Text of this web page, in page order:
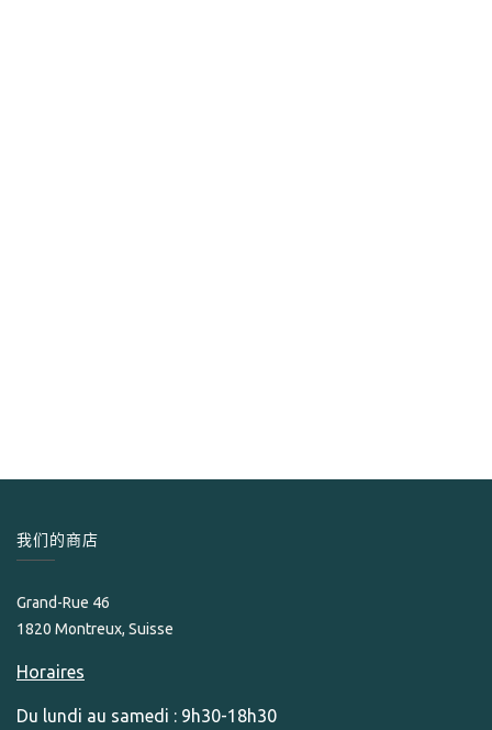
我们的商店
Grand-Rue 46
1820 Montreux, Suisse
Horaires
Du lundi au samedi : 9h30-18h30